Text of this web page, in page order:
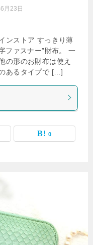
月23日
ンストア すっきり薄
ファスナー”財布。 一
の形のお財布は使え
あるタイプで […]
0